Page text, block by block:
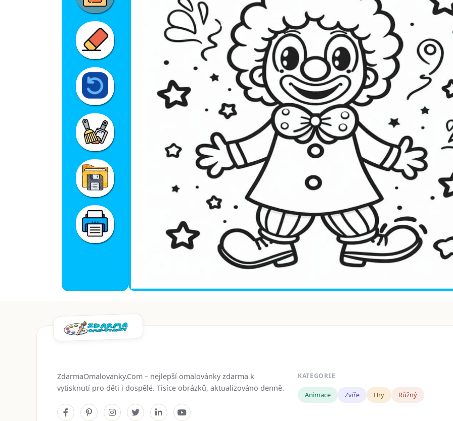
ZdarmaOmalovanky.Com – nejlepší omalovánky zdarma k
vytisknutí pro děti i dospělé. Tisíce obrázků, aktualizováno denně.
KATEGORIE
Animace Zvíře Hry Růžný